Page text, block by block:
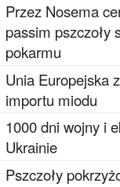
Przez Nosema
passim pszczoły
pokarmu
Unia Europejska
importu miodu
1000 dni wojny i
Ukrainie
Pszczoły